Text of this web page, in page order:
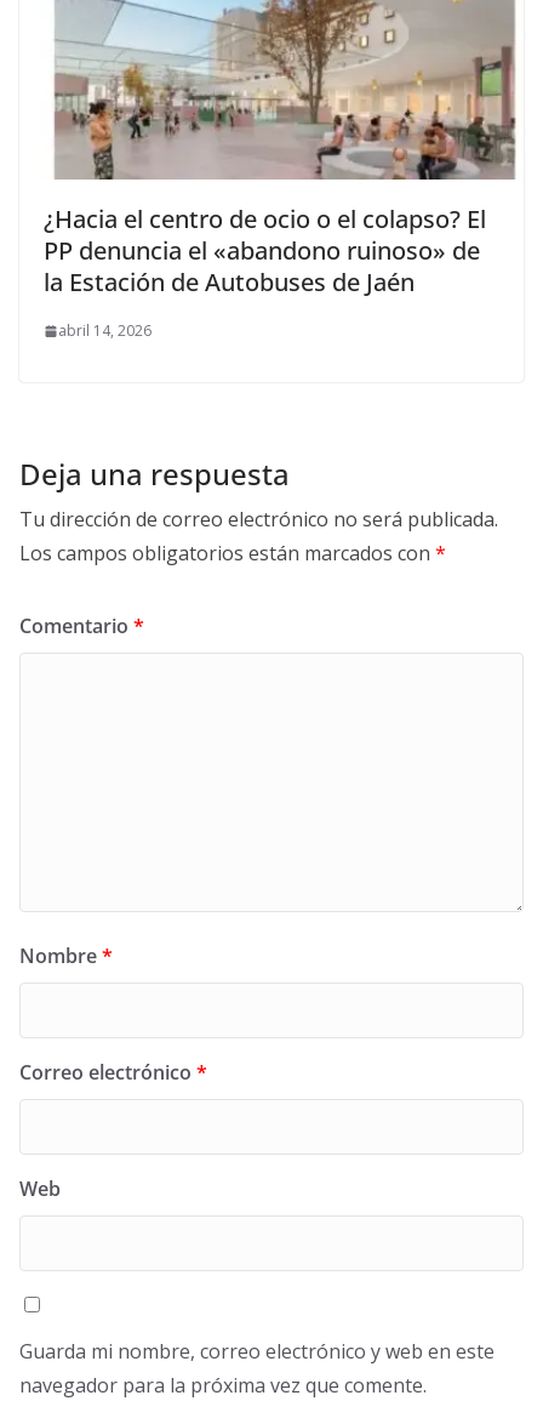
¿Hacia el centro de ocio o el colapso? El
PP denuncia el «abandono ruinoso» de
la Estación de Autobuses de Jaén
abril 14, 2026
Deja una respuesta
Tu dirección de correo electrónico no será publicada.
Los campos obligatorios están marcados con *
Comentario *
Nombre*
Correo electrónico *
Web
Guarda mi nombre, correo electrónico y web en este
navegador para la próxima vez que comente.